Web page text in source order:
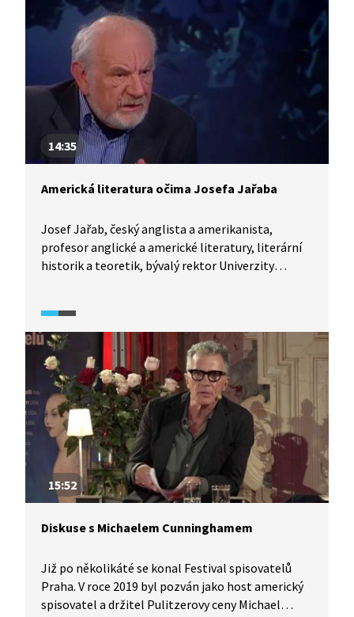
14:35
Americká literatura očima Josefa Jařaba
Josef Jařab, český anglista a amerikanista,
profesor anglické a americké literatury, literární
historik a teoretik, bývalý rektor Univerzity
k angličtině v komunistickém Československu
a obdiv k americké literatuře.
15:52
Diskuse s Michaelem Cunninghamem
Již po několikáté se konal Festival spisovatelů
Praha. V roce 2019 byl pozván jako host americký
spisovatel a držitel Pulitzerovy ceny Michael